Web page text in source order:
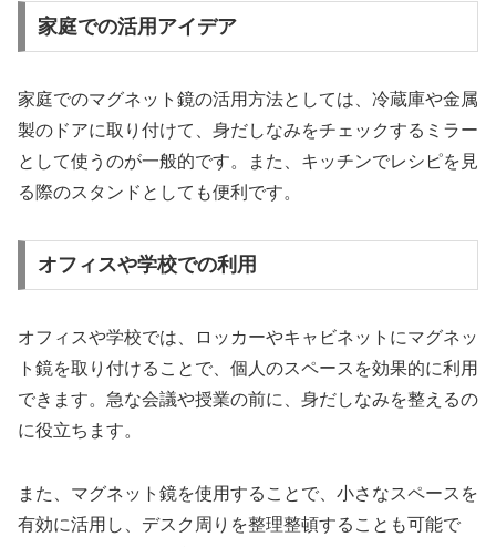
家庭での活用アイデア
家庭でのマグネット鏡の活用方法としては、冷蔵庫や金属
製のドアに取り付けて、身だしなみをチェックするミラー
として使うのが一般的です。また、キッチンでレシピを見
る際のスタンドとしても便利です。
オフィスや学校での利用
オフィスや学校では、ロッカーやキャビネットにマグネッ
ト鏡を取り付けることで、個人のスペースを効果的に利用
できます。急な会議や授業の前に、身だしなみを整えるの
に役立ちます。
また、マグネット鏡を使用することで、小さなスペースを
有効に活用し、デスク周りを整理整頓することも可能で